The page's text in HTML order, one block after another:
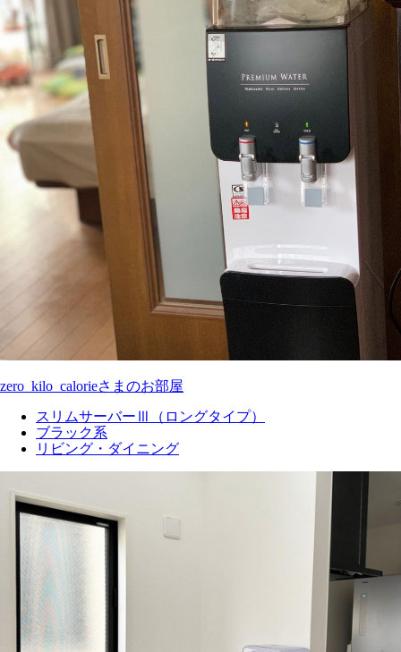
zero_kilo_calorieさまのお部屋
スリムサーバーⅢ（ロングタイプ）
ブラック系
リビング・ダイニング